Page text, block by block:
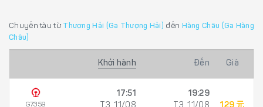
Chuyến tàu từ Thượng Hải (Ga Thượng Hải) đến Hàng Châu (Ga Hàng
Châu)
Khởi hành Đến Giá
G7359
17:51
19:29